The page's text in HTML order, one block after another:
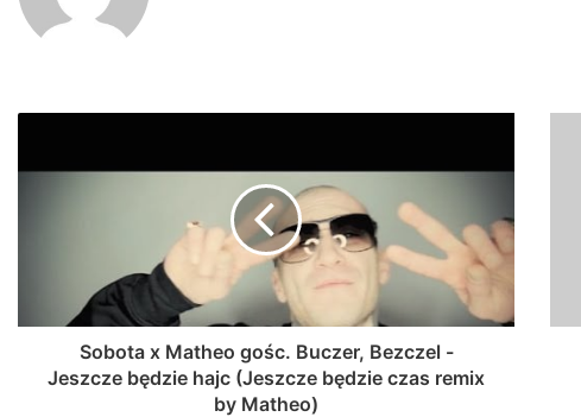
Sobota x Matheo gośc. Buczer, Bezczel -
Jeszcze będzie hajc (Jeszcze będzie czas remix
by Matheo)